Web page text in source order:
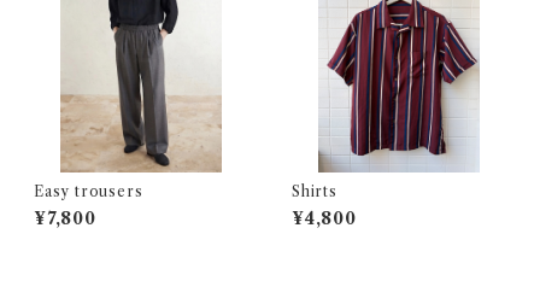
Easy trousers
¥7,800
Shirts
¥4,800